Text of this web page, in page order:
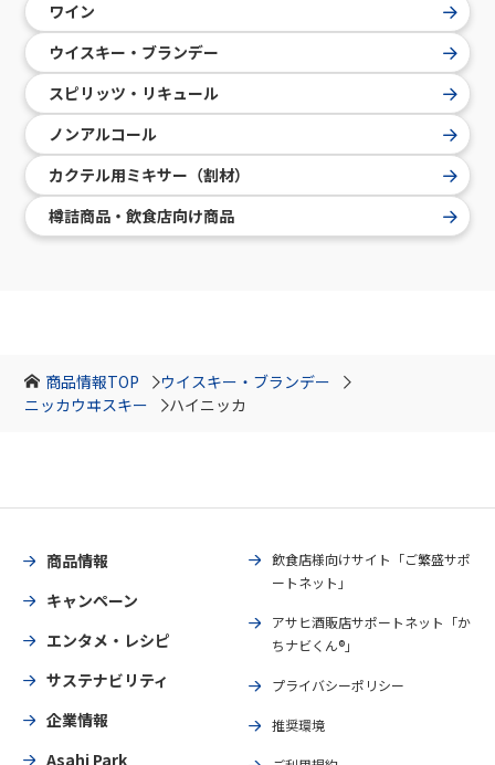
商品情報TOP
ウイスキー・ブランデー
ニッカウヰスキー
ハイニッカ
ワイン
ウイスキー・ブランデー
スピリッツ・リキュール
ノンアルコール
カクテル用ミキサー（割材）
樽詰商品・飲食店向け商品
商品情報
キャンペーン
エンタメ・レシピ
サステナビリティ
企業情報
Asahi Park
飲食店様向けサイト「ご繁盛サポ
ートネット」
アサヒ酒販店サポートネット「か
ちナビくん®」
プライバシーポリシー
推奨環境